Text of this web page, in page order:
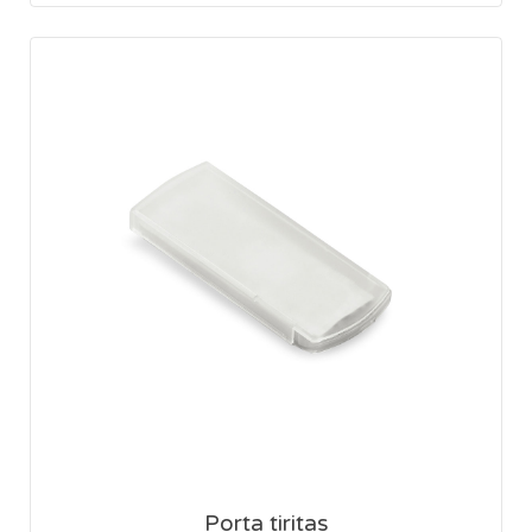
Porta tiritas